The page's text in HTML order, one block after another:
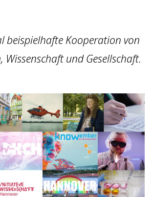
beispielhafte Kooperation von
Wissenschaft und Gesellschaft.